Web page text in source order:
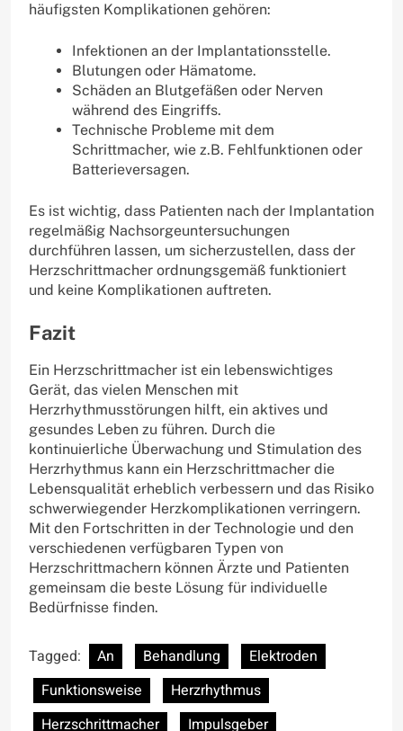
häufigsten Komplikationen gehören:
Infektionen an der Implantationsstelle.
Blutungen oder Hämatome.
Schäden an Blutgefäßen oder Nerven
während des Eingriffs.
Technische Probleme mit dem
Schrittmacher, wie z.B. Fehlfunktionen oder
Batterieversagen.
Es ist wichtig, dass Patienten nach der Implantation
regelmäßig Nachsorgeuntersuchungen
durchführen lassen, um sicherzustellen, dass der
Herzschrittmacher ordnungsgemäß funktioniert
und keine Komplikationen auftreten.
Fazit
Ein Herzschrittmacher ist ein lebenswichtiges
Gerät, das vielen Menschen mit
Herzrhythmusstörungen hilft, ein aktives und
gesundes Leben zu führen. Durch die
kontinuierliche Überwachung und Stimulation des
Herzrhythmus kann ein Herzschrittmacher die
Lebensqualität erheblich verbessern und das Risiko
schwerwiegender Herzkomplikationen verringern.
Mit den Fortschritten in der Technologie und den
verschiedenen verfügbaren Typen von
Herzschrittmachern können Ärzte und Patienten
gemeinsam die beste Lösung für individuelle
Bedürfnisse finden.
Tagged: An Behandlung
Elektroden
Funktionsweise
Herzrhythmus
Herzschrittmacher
Impulsgeber